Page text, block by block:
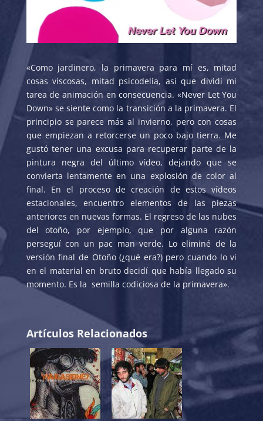
«Como jardinero, la primavera para mí es, mitad
cosas viscosas, mitad psicodelia, así que dividí mi
tarea de animación en consecuencia. «Never Let You
Down» se siente como la transición a la primavera. El
principio se parece más al invierno, pero con cosas
que empiezan a retorcerse un poco bajo tierra. Me
gustó tener una excusa para recuperar parte de la
pintura negra del último vídeo, dejando que se
convierta lentamente en una explosión de color al
final. En el proceso de creación de estos vídeos
estacionales, encuentro elementos de las piezas
anteriores en nuevas formas. El regreso de las nubes
del otoño, por ejemplo, que por alguna razón
perseguí con un pac man verde. Lo eliminé de la
versión final de Otoño (¿qué era?) pero cuando lo vi
en el material en bruto decidí que había llegado su
momento. Es la semilla codiciosa de la primavera».
Artículos Relacionados